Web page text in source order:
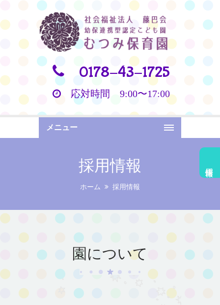
0178-43-1725
応対時間 9:00〜17:00
メニュー
採用情報
ホーム 採用情報
園について